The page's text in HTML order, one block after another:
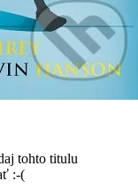
tohto titulu
:-(